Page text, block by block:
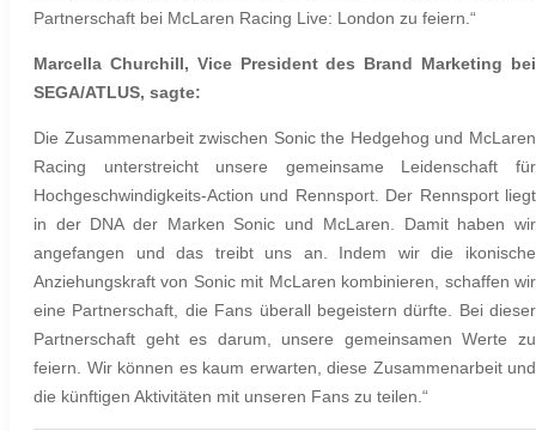
Partnerschaft bei McLaren Racing Live: London zu feiern.“
Marcella Churchill, Vice President des Brand Marketing bei
SEGA/ATLUS, sagte:
Die Zusammenarbeit zwischen Sonic the Hedgehog und McLaren
Racing unterstreicht unsere gemeinsame Leidenschaft für
Hochgeschwindigkeits-Action und Rennsport. Der Rennsport liegt
in der DNA der Marken Sonic und McLaren. Damit haben wir
angefangen und das treibt uns an. Indem wir die ikonische
Anziehungskraft von Sonic mit McLaren kombinieren, schaffen wir
eine Partnerschaft, die Fans überall begeistern dürfte. Bei dieser
Partnerschaft geht es darum, unsere gemeinsamen Werte zu
feiern. Wir können es kaum erwarten, diese Zusammenarbeit und
die künftigen Aktivitäten mit unseren Fans zu teilen.“